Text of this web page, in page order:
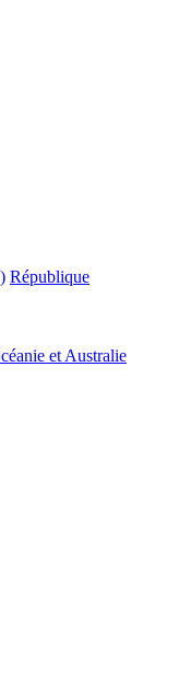
République
et Australie